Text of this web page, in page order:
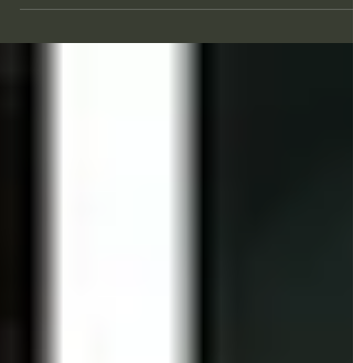
施工例をアップしました。